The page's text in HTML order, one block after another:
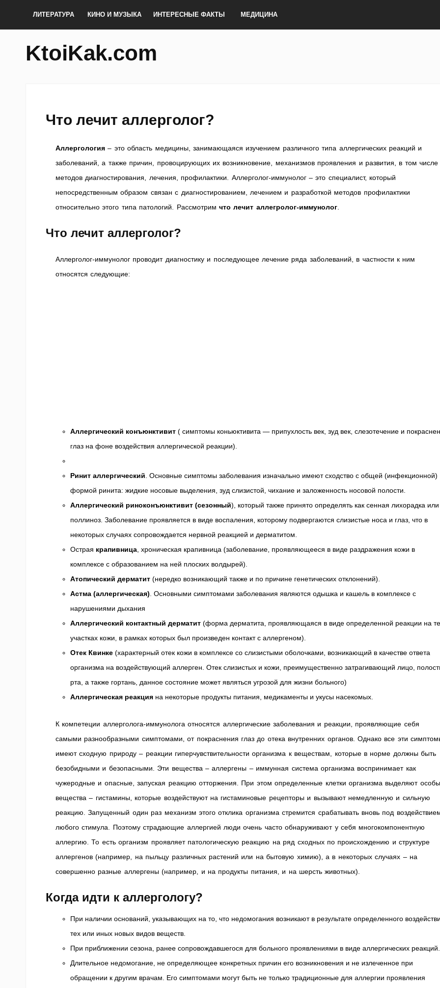
ЛИТЕРАТУРА КИНО И МУЗЫКА ИНТЕРЕСНЫЕ ФАКТЫ МЕДИЦИНА
KtoiKak.com
Что лечит аллерголог?
Аллергология – это область медицины, занимающаяся изучением различного типа аллергических реакций и
заболеваний, а также причин, провоцирующих их возникновение, механизмов проявления и развития, в том числе
методов диагностирования, лечения, профилактики. Аллерголог-иммунолог – это специалист, который
непосредственным образом связан с диагностированием, лечением и разработкой методов профилактики
относительно этого типа патологий. Рассмотрим что лечит аллегролог-иммунолог.
Что лечит аллерголог?
Аллерголог-иммунолог проводит диагностику и последующее лечение ряда заболеваний, в частности к ним
относятся следующие:
Аллергический конъюнктивит ( симптомы коньюктивита — припухлость век, зуд век, слезотечение и
глаз на фоне воздействия аллергической реакции).
Ринит аллергический . Основные симптомы заболевания изначально имеют сходство с общей (инфекционной)
формой ринита: жидкие носовые выделения, зуд слизистой, чихание и заложенность носовой полости.
Аллергический риноконъюнктивит (сезонный), который также принято определять как сенная лихорадка или
поллиноз. Заболевание проявляется в виде воспаления, которому подвергаются слизистые носа и глаз, что в
некоторых случаях сопровождается нервной реакцией и дерматитом.
Острая крапивница , хроническая крапивница (заболевание, проявляющееся в виде раздражения кожи в
комплексе с образованием на ней плоских волдырей).
Атопический дерматит (нередко возникающий также и по причине генетических отклонений).
Астма (аллергическая) . Основными симптомами заболевания являются одышка и кашель в комплексе с
нарушениями дыхания
Аллергический контактный дерматит (форма дерматита, проявляющаяся в виде определенной реакции на
участках кожи, в рамках которых был произведен контакт с аллергеном).
Отек Квинке (характерный отек кожи в комплексе со слизистыми оболочками, возникающий в качестве ответа
организма на воздействующий аллерген. Отек слизистых и кожи, преимущественно затрагивающий лицо,
рта, а также гортань, данное состояние может являться угрозой для жизни больного)
Аллергическая реакция на некоторые продукты питания, медикаменты и укусы насекомых.
К компетеции аллерголога-иммунолога относятся аллергические заболевания и реакции, проявляющие себя
самыми разнообразными симптомами, от покраснения глаз до отека внутренних органов. Однако все эти
имеют сходную природу – реакции гиперчувствительности организма к веществам, которые в норме должны быть
безобидными и безопасными. Эти вещества – аллергены – иммунная система организма воспринимает как
чужеродные и опасные, запуская реакцию отторжения. При этом определенные клетки организма выделяют
вещества – гистамины, которые воздействуют на гистаминовые рецепторы и вызывают немедленную и сильную
реакцию. Запущенный один раз механизм этого отклика организма стремится срабатывать вновь под
любого стимула. Поэтому страдающие аллергией люди очень часто обнаруживают у себя многокомпонентную
аллергию. То есть организм проявляет патологическую реакцию на ряд сходных по происхождению и структуре
аллергенов (например, на пыльцу различных растений или на бытовую химию), а в некоторых случаях – на
совершенно разные аллергены (например, и на продукты питания, и на шерсть животных).
Когда идти к аллергологу?
При наличии оснований, указывающих на то, что недомогания возникают в результате определенного
тех или иных новых видов веществ.
При приближении сезона, ранее сопровождавшегося для больного проявлениями в виде аллергических реакций.
Длительное недомогание, не определяющее конкретных причин его возникновения и не излеченное при
обращении к другим врачам. Его симптомами могут быть не только традиционные для аллергии проявления